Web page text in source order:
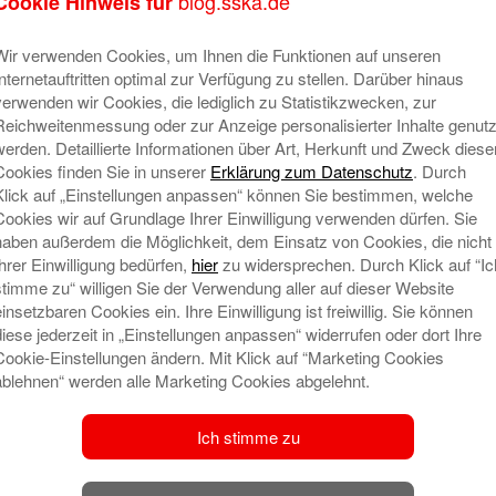
legen bei der Auswahl der Assets nicht nur Wert
sondern darüber hinaus auch auf nachhaltige Kriterien.
sich mit der Zeit sogenannte ESG-Kriterien
(E für environment, dt.: Umwelt) und sozialen (S für
bewerten. Umweltkriterien sind beispielsweise
wären soziale Aspekte, während Korruption ein
dann entweder im Ausschlussverfahren oder nach dem
gelistet werden. So werden beispielsweise in den
Anteilen in der Kohleförderung ausgeschlossen. Beim Best-
Unternehmen diejenigen ausgewählt, die unter allen
in Unternehmen zu investieren, die mit ihrem
haben. Das wären zum Beispiel Unternehmen aus
verwenden Cookies, um Ihnen die Funktionen auf unseren
optimal zur Verfügung zu stellen. Darüber hinaus
wir Cookies, die lediglich zu Statistikzwecken, zur
oder zur Anzeige personalisierter Inhalte
Detaillierte Informationen über Art, Herkunft und Zweck
finden Sie in unserer Erklärung zum Datenschutz. Durch
auf „Einstellungen anpassen“ können Sie bestimmen, welche
wir auf Grundlage Ihrer Einwilligung verwenden dürfen. Sie
außerdem die Möglichkeit, dem Einsatz von Cookies, die nicht
Einwilligung bedürfen, hierzu widersprechen. Durch Klick auf
zu“ willigen Sie der Verwendung aller auf dieser Website
Cookies ein. Ihre Einwilligung ist freiwillig. Sie können
jederzeit in „Einstellungen anpassen“ widerrufen oder dort Ihre
Einstellungen ändern. Mit Klick auf “Marketing Cookies
werden alle Marketing Cookies abgelehnt.
Ich stimme zu